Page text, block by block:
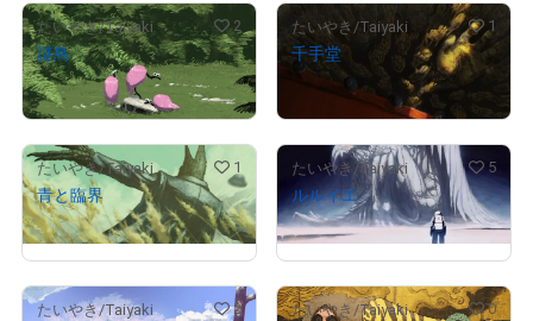
SET 2
SET 2
たいやき/Taiyaki 2
謎鳥
¥2,500,000
たいやき/Taiyaki 1
千手堂
356,000
たいやき/Taiyaki 1
青と臨界
¥30,000
たいやき/Taiyaki 5
ルルイエ
¥12,000
たいやき/Taiyaki 2 たいやき/Taiyaki 0